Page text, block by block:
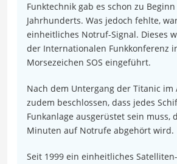
Funktechnik gab es schon zu Beginn
Jahrhunderts. Was jedoch fehlte,
einheitliches Notruf-Signal. Dieses
der Internationalen Funkkonferenz
Morsezeichen SOS eingeführt.
Nach dem Untergang der Titanic im
zudem beschlossen, dass jedes
Funkanlage ausgerüstet sein muss,
Minuten auf Notrufe abgehört wird.
Seit 1999 ein einheitliches